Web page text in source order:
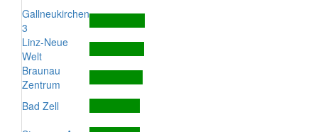
Gallneukirchen
3
Linz-Neue
Welt
Braunau
Zentrum
Bad Zell